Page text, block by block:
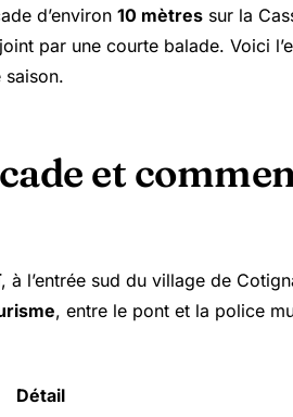
d’environ 10 mètres sur la
par une courte balade. Voici
et
à l’entrée sud du village de
, entre le pont et la police
Détail